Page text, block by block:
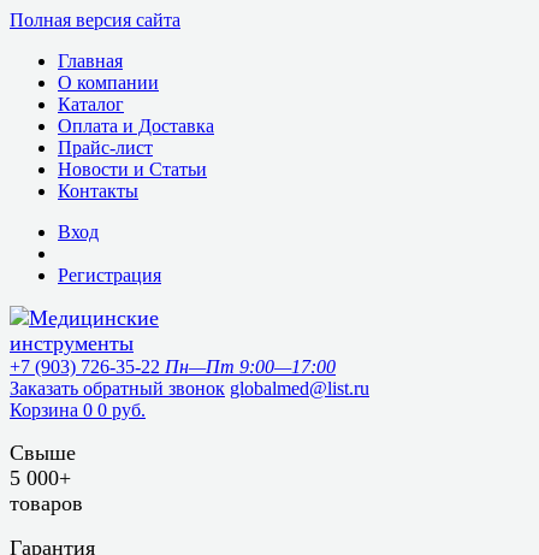
Полная версия сайта
Главная
О компании
Каталог
Оплата и Доставка
Прайс-лист
Новости и Статьи
Контакты
Вход
Регистрация
+7 (903) 726-35-22 Пн—Пт 9:00—17:00
Заказать обратный звонок globalmed@list.ru
Корзина 0 0 руб.
Свыше
5 000+
товаров
Гарантия